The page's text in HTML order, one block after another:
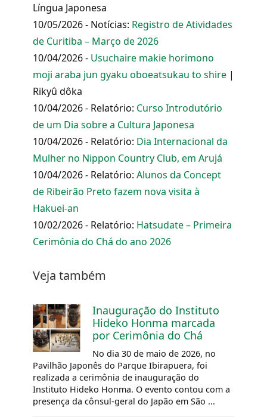
Língua Japonesa
10/05/2026 - Notícias: Registro de Atividades
de Curitiba – Março de 2026
10/04/2026 - Usuchaire makie horimono
moji araba jun gyaku oboeatsukau to shire |
Rikyû dôka
10/04/2026 - Relatório: Curso Introdutório
de um Dia sobre a Cultura Japonesa
10/04/2026 - Relatório: Dia Internacional da
Mulher no Nippon Country Club, em Arujá
10/04/2026 - Relatório: Alunos da Concept
de Ribeirão Preto fazem nova visita à
Hakuei-an
10/02/2026 - Relatório: Hatsudate – Primeira
Cerimônia do Chá do ano 2026
Veja também
Inauguração do Instituto
Hideko Honma marcada
por Cerimônia do Chá
No dia 30 de maio de 2026, no
Pavilhão Japonês do Parque Ibirapuera, foi
realizada a cerimônia de inauguração do
Instituto Hideko Honma. O evento contou com a
presença da cônsul-geral do Japão em São ...